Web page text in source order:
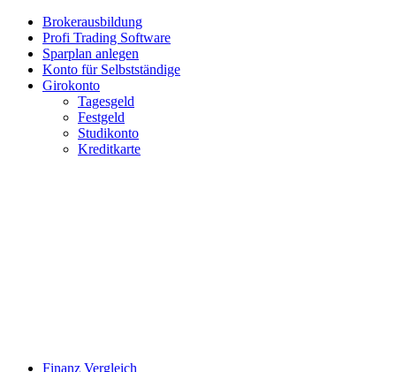
Brokerausbildung
Profi Trading Software
Sparplan anlegen
Konto für Selbstständige
Girokonto
Tagesgeld
Festgeld
Studikonto
Kreditkarte
Finanz Vergleich